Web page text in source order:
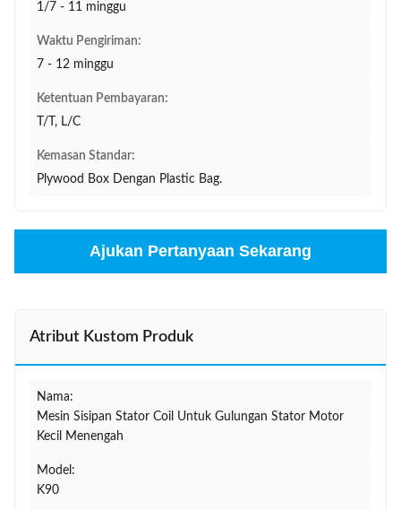
1/7 - 11 minggu
Waktu Pengiriman:
7 - 12 minggu
Ketentuan Pembayaran:
T/T, L/C
Kemasan Standar:
Plywood Box Dengan Plastic Bag.
Ajukan Pertanyaan Sekarang
Atribut Kustom Produk
Nama:
Mesin Sisipan Stator Coil Untuk Gulungan Stator Motor
Kecil Menengah
Model:
K90